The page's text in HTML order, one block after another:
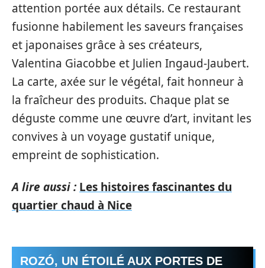
attention portée aux détails. Ce restaurant
fusionne habilement les saveurs françaises
et japonaises grâce à ses créateurs,
Valentina Giacobbe et Julien Ingaud-Jaubert.
La carte, axée sur le végétal, fait honneur à
la fraîcheur des produits. Chaque plat se
déguste comme une œuvre d’art, invitant les
convives à un voyage gustatif unique,
empreint de sophistication.
A lire aussi : Les histoires fascinantes du
quartier chaud à Nice
ROZÓ, UN ÉTOILÉ AUX PORTES DE